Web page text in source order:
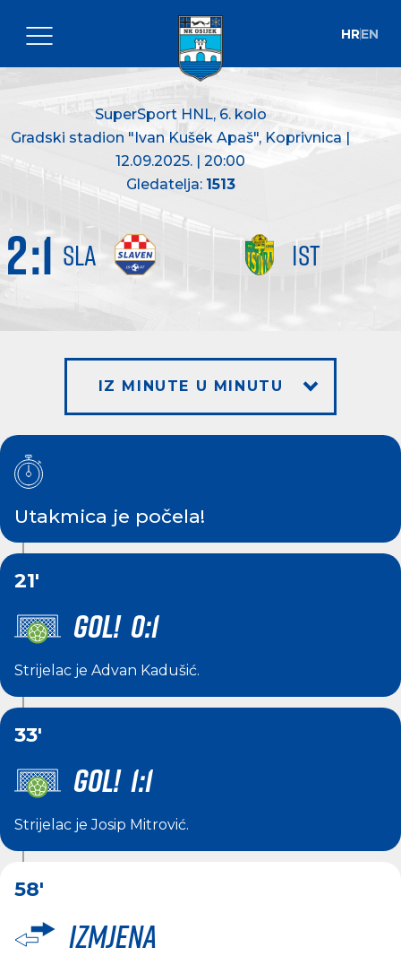
HREN
SuperSport HNL, 6. kolo
Gradski stadion "Ivan Kušek Apaš", Koprivnica |
12.09.2025. | 20:00
Gledatelja: 1513
SLA IST
2:1
IZ MINUTE U MINUTU
Utakmica je počela!
21'
GOL! 0:1
Strijelac je Advan Kadušić.
33'
GOL! 1:1
Strijelac jeJosip Mitrović.
58'
Izmjena